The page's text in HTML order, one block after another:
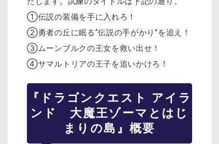
①伝説の装備を手に入れろ！
②勇者の丘に眠る“伝説の手がかり”を追え！
③ムーンブルクの王女を救い出せ！
④サマルトリアの王子を追いかけろ！
『ドラゴンクエスト アイラ
ンド 大魔王ゾーマとはじ
まりの島』概要